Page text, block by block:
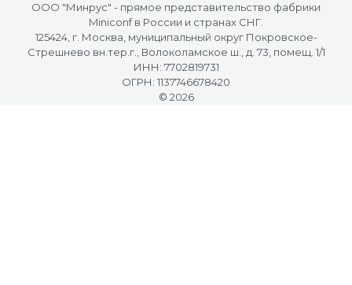
OOO "Минрус" - прямое представительство фабрики
Miniconf в России и странах СНГ.
125424, г. Москва, муниципальный округ Покровское-
Стрешнево вн.тер.г., Волоколамское ш., д. 73, помещ. 1/1
ИНН: 7702819731
ОГРН: 1137746678420
© 2026